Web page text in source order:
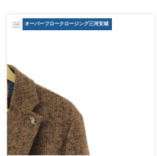
オーバーフロークロージング三河安城